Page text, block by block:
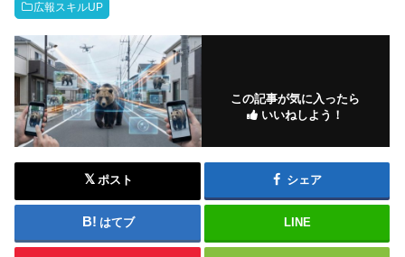
広報スキルUP
この記事が気に入ったら
いいねしよう！
ポスト シェア
はてブ LINE